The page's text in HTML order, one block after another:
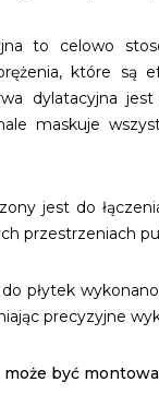
to celowo
które są
dylatacyjna
maskuje
jest do
przestrzeniach
do płytek
precyzyjne
być